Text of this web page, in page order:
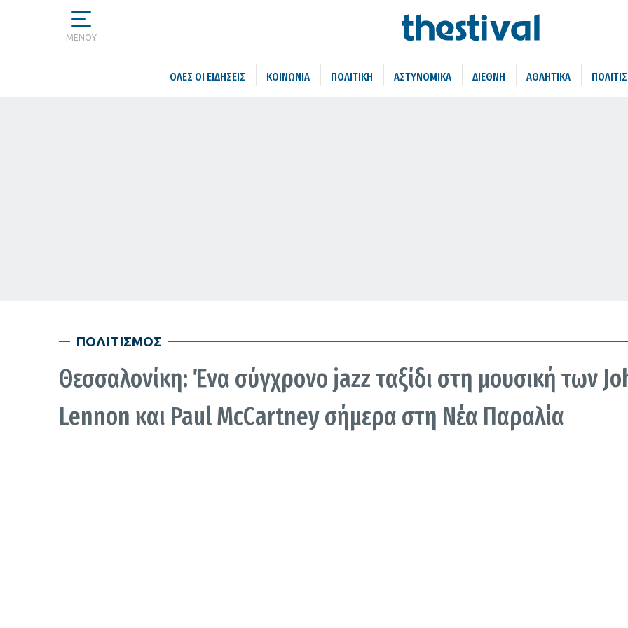
MENOY
ΌΛΕΣ ΟΙ ΕΙΔΉΣΕΙΣ ΚΟΙΝΩΝΙΑ ΠΟΛΙΤΙΚΗ ΑΣΤΥΝΟΜΙΚΑ ΔΙΕΘΝΗ ΑΘΛΗΤΙΚΑ
ΠΟΛΙΤΙΣΜΟΣ
Θεσσαλονίκη: Ένα σύγχρονο jazz ταξίδι στη μουσική των
Lennon και Paul McCartney σήμερα στη Νέα Παραλία